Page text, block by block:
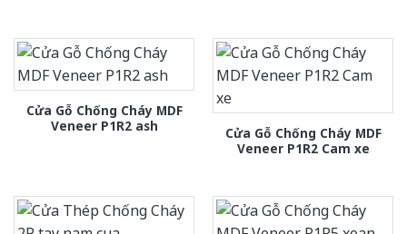
Cửa Gỗ Chống Cháy MDF
Veneer P1R2 ash
Cửa Gỗ Chống Cháy MDF
Veneer P1R2 Cam xe